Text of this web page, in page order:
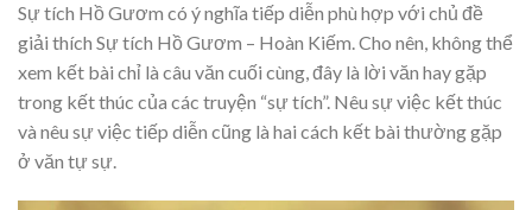
Sự tích Hồ Gươm có ý nghĩa tiếp diễn phù hợp với chủ đề
giải thích Sự tích Hồ Gươm – Hoàn Kiếm. Cho nên, không thể
xem kết bài chỉ là câu văn cuối cùng, đây là lời văn hay gặp
trong kết thúc của các truyện “sự tích”. Nêu sự việc kết thúc
và nêu sự việc tiếp diễn cũng là hai cách kết bài thường gặp
ở văn tự sự.